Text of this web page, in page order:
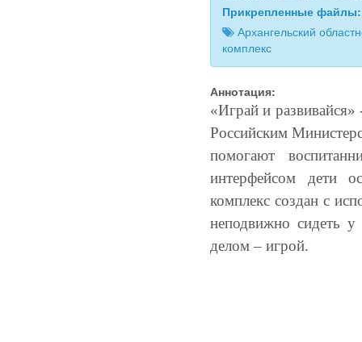
Прикрепленные
Архангельский
комплекс
Аннотация:
«Играй и
Российским
помогают
интерфейсом дети
комплекс создан с
неподвижно сидеть
делом – игрой.